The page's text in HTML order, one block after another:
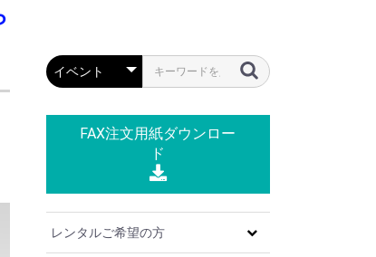
FAX注文用紙ダウンロー
ド
レンタルご希望の方